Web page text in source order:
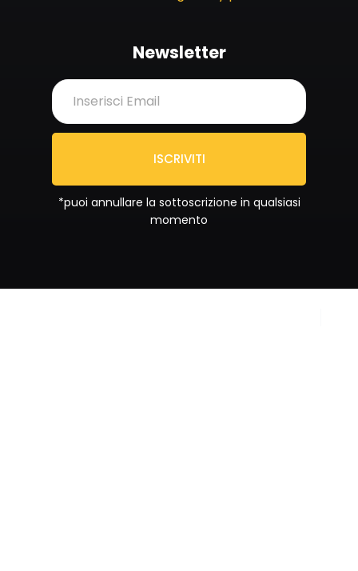
Newsletter
ISCRIVITI
*puoi annullare la sottoscrizione in qualsiasi
momento